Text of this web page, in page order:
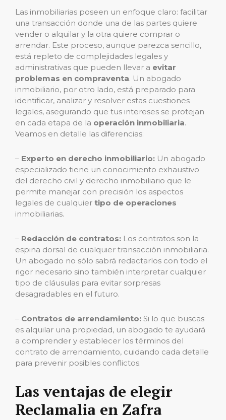
Las inmobiliarias poseen un enfoque claro: facilitar
una transacción donde una de las partes quiere
vender o alquilar y la otra quiere comprar o
arrendar. Este proceso, aunque parezca sencillo,
está repleto de complejidades legales y
administrativas que pueden llevar a evitar
problemas en compraventa. Un abogado
inmobiliario, por otro lado, está preparado para
identificar, analizar y resolver estas cuestiones
legales, asegurando que tus intereses se protejan
en cada etapa de la operación inmobiliaria.
Veamos en detalle las diferencias:
– Experto en derecho inmobiliario: Un abogado
especializado tiene un conocimiento exhaustivo
del derecho civil y derecho inmobiliario que le
permite manejar con precisión los aspectos
legales de cualquier tipo de operaciones
inmobiliarias.
– Redacción de contratos: Los contratos son la
espina dorsal de cualquier transacción inmobiliaria.
Un abogado no sólo sabrá redactarlos con todo el
rigor necesario sino también interpretar cualquier
tipo de cláusulas para evitar sorpresas
desagradables en el futuro.
– Contratos de arrendamiento: Si lo que buscas
es alquilar una propiedad, un abogado te ayudará
a comprender y establecer los términos del
contrato de arrendamiento, cuidando cada detalle
para prevenir posibles conflictos.
Las ventajas de elegir
Reclamalia en Zafra